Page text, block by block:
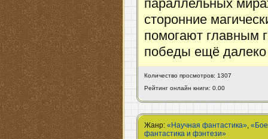
параллельных
сторонние
помогают главным
победы ещё
Количество просмотров: 1307
Рейтинг онлайн книги: 0.00
Жанр:«Научная фантастика»,
фантастика и фэнтези»